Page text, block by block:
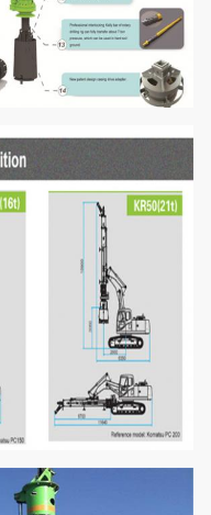
Millimeter 3040
Millimeter 2800
Millimeter 12850
25